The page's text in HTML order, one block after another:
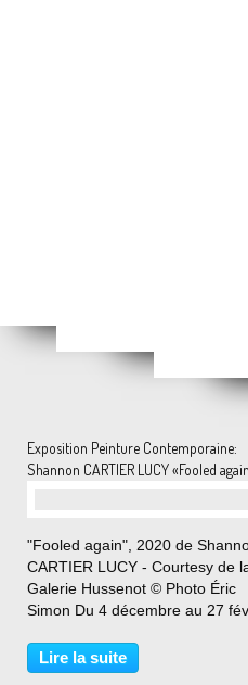
"Mes années 80"
WE ARE [still] HERE
Exposition Peinture Contemporaine:
Shannon CARTIER LUCY «Fooled
"Fooled again", 2020 de
CARTIER LUCY - Courtesy de
Galerie Hussenot © Photo Éric
Simon Du 4 décembre au 27
Lucy fuit New York quelques
après 9/11, laissant derrière elle
Lire la suite